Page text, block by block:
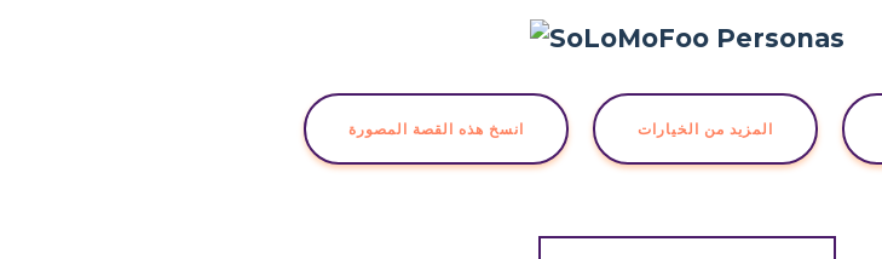
انسخ هذه القصة المصورة المزيد من الخيارات